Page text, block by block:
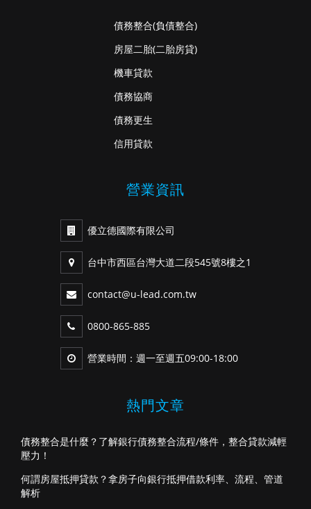
債務整合(負債整合)
房屋二胎(二胎房貸)
機車貸款
債務協商
債務更生
信用貸款
營業資訊
優立德國際有限公司
台中市西區台灣大道二段545號8樓之1
contact@u-lead.com.tw
0800-865-885
營業時間：週一至週五09:00-18:00
熱門文章
債務整合是什麼？了解銀行債務整合流程/條件，整合貸款減輕
壓力！
何謂房屋抵押貸款？拿房子向銀行抵押借款利率、流程、管道
解析